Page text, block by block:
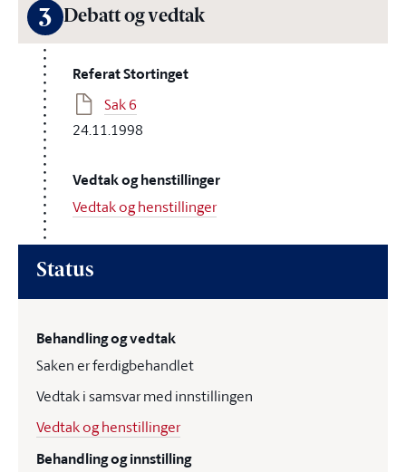
3 Debatt og vedtak
Referat Stortinget
Sak 6
24.11.1998
Vedtak og henstillinger
Vedtak og henstillinger
Status
Behandling og vedtak
Saken er ferdigbehandlet
Vedtak i samsvar med innstillingen
Vedtak og henstillinger
Behandling og innstilling